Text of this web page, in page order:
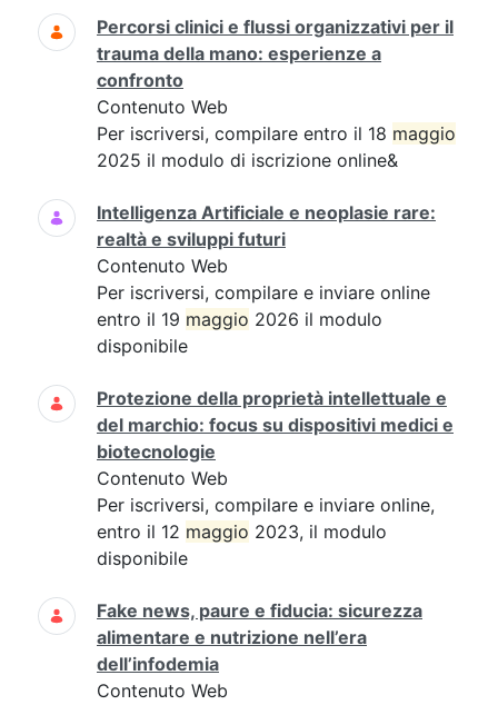
Ricerca
Percorsi clinici e flussi organizzativi per il
trauma della mano: esperienze a
confronto
Contenuto Web
Per iscriversi, compilare entro il 18 maggio
2025 il modulo di iscrizione online&
Intelligenza Artificiale e neoplasie rare:
realtà e sviluppi futuri
Contenuto Web
Per iscriversi, compilare e inviare online
entro il 19 maggio 2026 il modulo
disponibile
Protezione della proprietà intellettuale e
del marchio: focus su dispositivi medici e
biotecnologie
Contenuto Web
Per iscriversi, compilare e inviare online,
entro il 12 maggio 2023, il modulo
disponibile
Fake news, paure e fiducia: sicurezza
alimentare e nutrizione nell’era
dell’infodemia
Contenuto Web